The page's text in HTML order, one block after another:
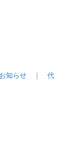
知らせ ｜ 代